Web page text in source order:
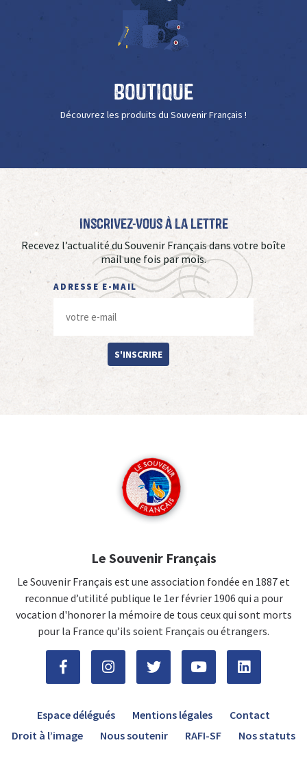
Boutique
Découvrez les produits du Souvenir Français !
Inscrivez-vous à La Lettre
Recevez l’actualité du Souvenir Français dans votre boîte
mail une fois par mois.
ADRESSE E-MAIL
S'INSCRIRE
Le Souvenir Français
Le Souvenir Français est une association fondée en 1887 et
reconnue d’utilité publique le 1er février 1906 qui a pour
vocation d'honorer la mémoire de tous ceux qui sont morts
pour la France qu’ils soient Français ou étrangers.
Espace délégués Mentions légales
Contact
Droit à l’image
Nous soutenir RAFI-SF Nos statuts